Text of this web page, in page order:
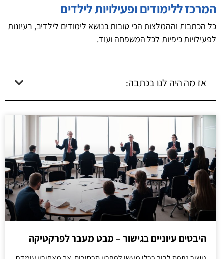
המרכז ללימודים ופעילויות לילדים
כל הכתבות וההמלצות הכי טובות בנושא לימודים לילדים, רעיונות
לפעילויות כיפיות לכל המשפחה ועוד.
אז מה היה לנו בכתבה:
היבטים עיוניים בגישור – מבט מעבר לפרקטיקה